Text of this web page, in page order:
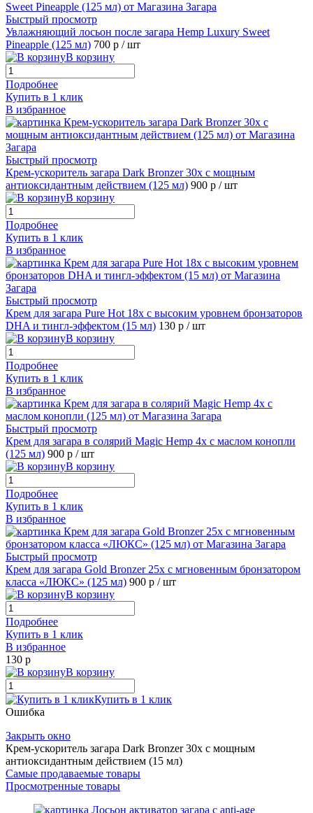
Быстрый просмотр
Увлажняющий лосьон после загара Hemp Luxury Sweet
Pineapple (125 мл) 700 р / шт
В корзину
Подробнее
Купить в 1 клик
В избранное
Быстрый просмотр
Крем-ускоритель загара Dark Bronzer 30x с мощным
антиоксидантным действием (125 мл) 900 р / шт
В корзину
Подробнее
Купить в 1 клик
В избранное
Быстрый просмотр
Крем для загара Pure Hot 18х с высоким уровнем бронзаторов
DHA и тингл-эффектом (15 мл) 130 р / шт
В корзину
Подробнее
Купить в 1 клик
В избранное
Быстрый просмотр
Крем для загара в солярий Magic Hemp 4х с маслом конопли
(125 мл) 900 р / шт
В корзину
Подробнее
Купить в 1 клик
В избранное
Быстрый просмотр
Крем для загара Gold Bronzer 25x с мгновенным бронзатором
класса «ЛЮКС» (125 мл) 900 р / шт
В корзину
Подробнее
Купить в 1 клик
В избранное
130 р
В корзину
Купить в 1 клик
Ошибка
Закрыть окно
Крем-ускоритель загара Dark Bronzer 30x с мощным
антиоксидантным действием (15 мл)
Самые продаваемые товары
Просмотренные товары